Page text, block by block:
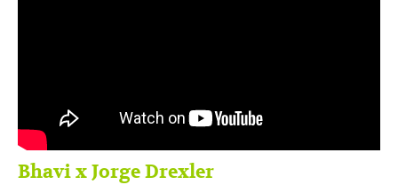
Bhavi x Jorge Drexler